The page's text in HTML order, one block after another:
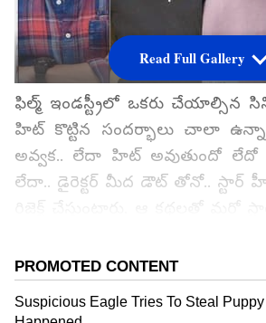
ఫిల్మ్ ఇండస్ట్రీలో ఒకరు చేయాల్సిన
హిట్ కొట్టిన సందర్భాలు చాలా
అవ్వక.. లేదా హిట్ అవుతుందో లేదో
లేదా.. డైరెక్టర్ మీద డౌట్ తోనో.. స్టార్
సినిమాను అలాగే మిస్ అయ్యాడు.
హీరోలు సినిమాలు మిస్
సందర్భంగురించే ఇప్పుడు
Read Full Gallery